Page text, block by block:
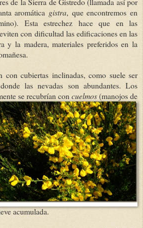
aromática gistra, que encontremos en
Esta estrechez hace que en las
con dificultad las edificaciones en las
y la madera, materiales preferidos en la
con cubiertas inclinadas, como suele ser
las nevadas son abundantes. Los
se recubrían con cuelmos(manojos de
acumulada.